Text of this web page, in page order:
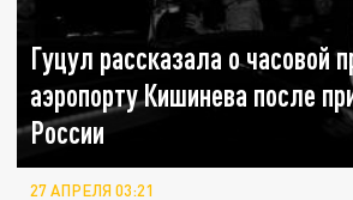
Гуцул рассказала о часовой
аэропорту Кишинева после
России
27 АПРЕЛЯ 03:21